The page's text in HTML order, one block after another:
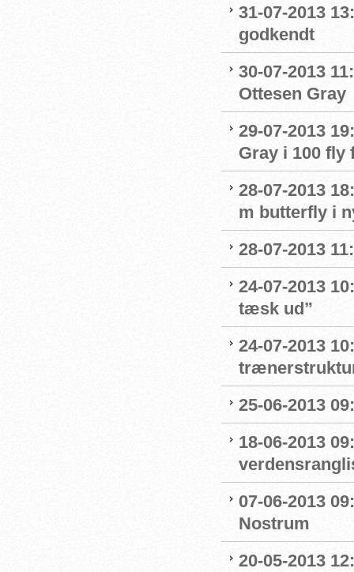
31-07-2013
godkendt
30-07-2013
Ottesen Gray
29-07-2013
Gray i 100 fly
28-07-2013
m butterfly i
28-07-2013
24-07-2013
tæsk ud”
24-07-2013
25-06-2013
18-06-2013
07-06-2013
Nostrum
20-05-2013